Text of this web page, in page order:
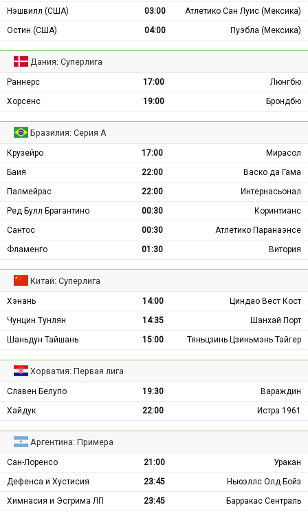
Нэшвилл (США)
03:00
Атлетико Сан Луис (Мексика)
Остин (США)
04:00 Пуэбла (Мексика)
Дания: Суперлига
Раннерс 17:00
Люнгбю
Хорсенс
19:00 Брондбю
Бразилия: Серия А
Крузейро 17:00
Мирасол
Баия
22:00
Васко да Гама
Палмейрас
22:00
Интернасьонал
Ред Булл Брагантино
00:30
Коринтианс
Сантос
00:30
Атлетико Паранаэнсе
Фламенго
01:30 Витория
Китай: Суперлига
Хэнань 14:00
Циндао Вест Кост
Чунцин Тунлян
14:35
Шанхай Порт
Шаньдун Тайшань
15:00 Тяньцзинь Цзиньмэнь Тайгер
Хорватия: Первая лига
Славен Белупо 19:30
Вараждин
Хайдук
22:00 Истра 1961
Аргентина: Примера
Сан-Лоренсо 21:00
Уракан
Дефенса и Хустисия
23:45
Ньюэллс Олд Бойз
Химнасия и Эсгрима ЛП
23:45
Барракас Сентраль